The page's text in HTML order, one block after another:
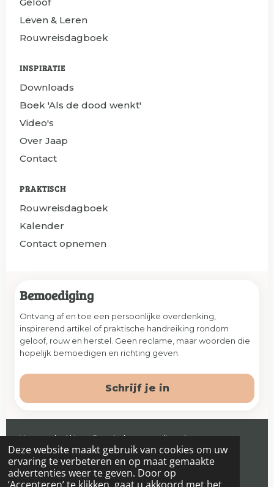
Deze website maakt gebruik van cookies om uw
ervaring te verbeteren en op maat gemaakte
advertenties weer te geven. Door op
Leven & Leren
Rouwreisdagboek
INSPIRATIE
Downloads
Boek 'Als de dood wenkt'
Video's
Over Jaap
Contact
PRAKTISCH
Rouwreisdagboek
Kalender
Contact opnemen
Bemoediging
Ontvang af en toe een persoonlijke overdenking,
inspirerend artikel of praktische handreiking rondom
geloof, rouw en herstel. Geen reclame, maar woorden die
hopelijk bemoedigen en richting geven.
Schrijf je in
Veenendaal | jaap@prelude-counseling.nl
© 2026 Prelude. Alle rechten voorbehouden.